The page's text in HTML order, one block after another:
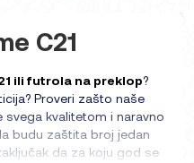
C21
ili futrola na preklop?
Proveri zašto naše
kvalitetom i naravno
budu zaštita broj jedan
da za koju god se